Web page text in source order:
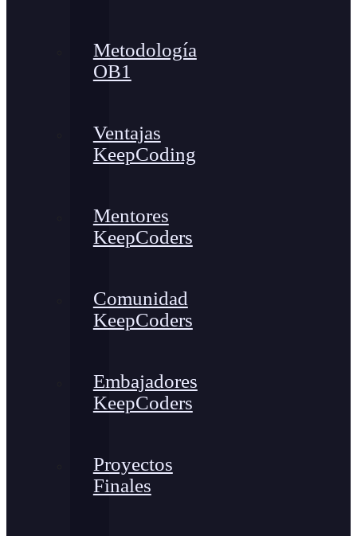
Metodología
OB1
Ventajas
KeepCoding
Mentores
KeepCoders
Comunidad
KeepCoders
Embajadores
KeepCoders
Proyectos
Finales